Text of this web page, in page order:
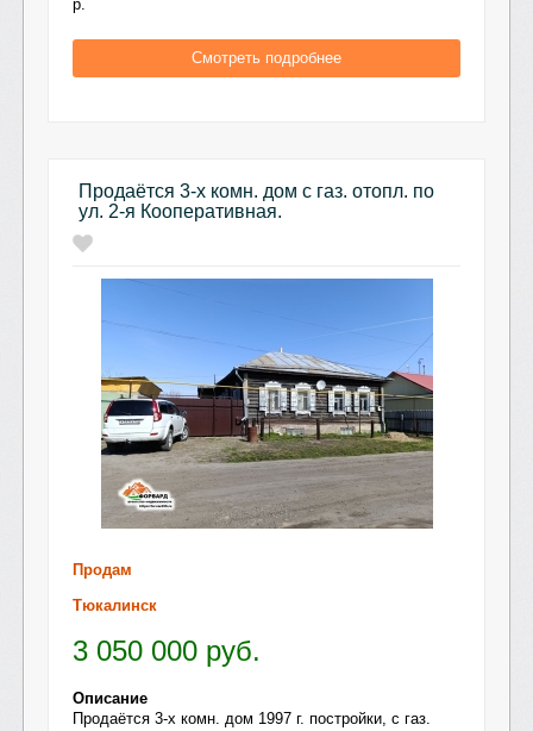
р.
Смотреть подробнее
Продаётся 3-х комн. дом с газ. отопл. по
ул. 2-я Кооперативная.
Продам
Тюкалинск
3 050 000 руб.
Описание
Продаётся 3-х комн. дом 1997 г. постройки, с газ.